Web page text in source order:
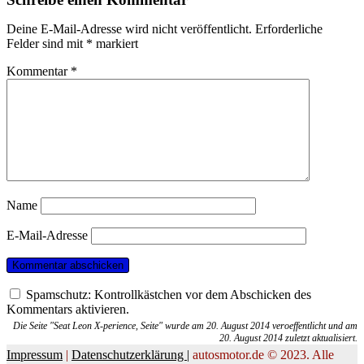
Deine E-Mail-Adresse wird nicht veröffentlicht. Erforderliche
Felder sind mit * markiert
Kommentar *
Name
E-Mail-Adresse
Spamschutz: Kontrollkästchen vor dem Abschicken des
Kommentars aktivieren.
Die Seite "Seat Leon X-perience, Seite" wurde am 20. August 2014 veroeffentlicht und am
20. August 2014 zuletzt aktualisiert.
Impressum | Datenschutzerklärung | autosmotor.de © 2023. Alle